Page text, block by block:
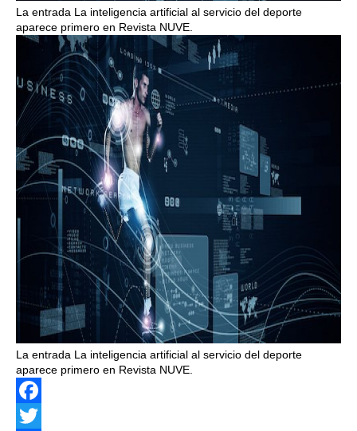
La entrada La inteligencia artificial al servicio del deporte
aparece primero en Revista NUVE.
La entrada La inteligencia artificial al servicio del deporte
aparece primero en Revista NUVE.
Facebook